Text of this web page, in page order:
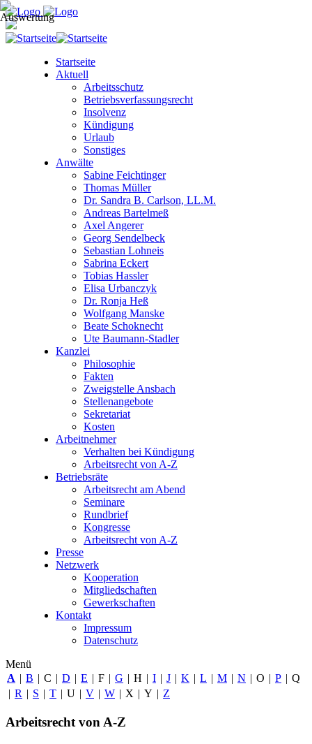
Startseite
Aktuell
Arbeitsschutz
Betriebsverfassungsrecht
Insolvenz
Kündigung
Urlaub
Sonstiges
Anwälte
Sabine Feichtinger
Thomas Müller
Dr. Sandra B. Carlson, LL.M.
Andreas Bartelmeß
Axel Angerer
Georg Sendelbeck
Sebastian Lohneis
Sabrina Eckert
Tobias Hassler
Elisa Urbanczyk
Dr. Ronja Heß
Wolfgang Manske
Beate Schoknecht
Ute Baumann-Stadler
Kanzlei
Philosophie
Fakten
Zweigstelle Ansbach
Stellenangebote
Sekretariat
Kosten
Arbeitnehmer
Verhalten bei Kündigung
Arbeitsrecht von A-Z
Betriebsräte
Arbeitsrecht am Abend
Seminare
Rundbrief
Kongresse
Arbeitsrecht von A-Z
Presse
Netzwerk
Kooperation
Mitgliedschaften
Gewerkschaften
Kontakt
Impressum
Datenschutz
Menü
A | B | C | D | E | F | G | H | I | J | K | L | M | N | O | P | Q
| R | S | T | U | V | W | X | Y | Z
Arbeitsrecht von A-Z